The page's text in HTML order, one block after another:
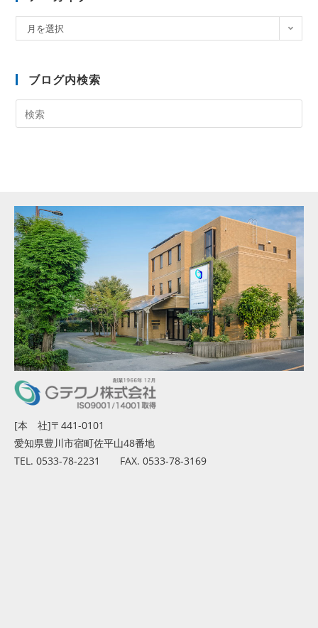
月を選択
ブログ内検索
[本 社]〒441-0101
愛知県豊川市宿町佐平山48番地
TEL. 0533-78-2231 FAX. 0533-78-3169